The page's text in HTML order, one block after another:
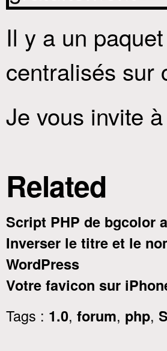
Il y a un
centralisés sur
Je vous invite
Related
Script PHP de bgcolor
Inverser le titre et le
WordPress
Votre favicon sur
Tags : 1.0, forum, php,